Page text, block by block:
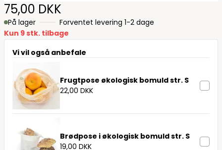
75,00 DKK
På lager
Forventet levering 1-2 dage
Kun 9 stk. tilbage
Vi vil også anbefale
Frugtpose økologisk bomuld str. S
22,00 DKK
Brødpose i økologisk bomuld str. S
19,00 DKK